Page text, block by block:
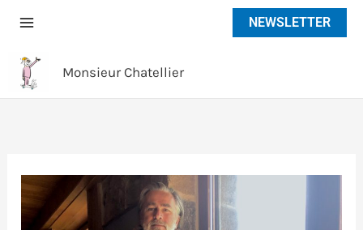
NEWSLETTER
Monsieur Chatellier